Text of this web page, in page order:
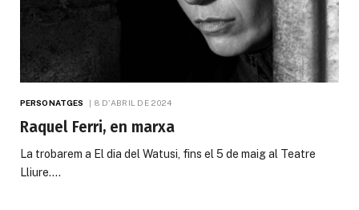
PERSONATGES 8 D'ABRIL DE 2024
Raquel Ferri, en marxa
La trobarem a El dia del Watusi, fins el 5 de maig al Teatre
Lliure.…